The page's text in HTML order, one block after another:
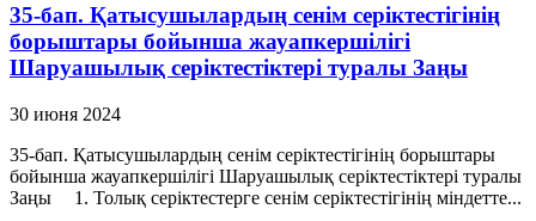
35-бап. Қатысушылардың сенiм серiктестiгiнiң
борыштары бойынша жауапкершiлiгi
Шаруашылық серіктестіктері туралы Заңы
30 июня 2024
35-бап. Қатысушылардың сенiм серiктестiгiнiң борыштары
бойынша жауапкершiлiгi Шаруашылық серіктестіктері туралы
Заңы 1. Толық серiктестерге сенiм серiктестiгiнiң мiндетте...